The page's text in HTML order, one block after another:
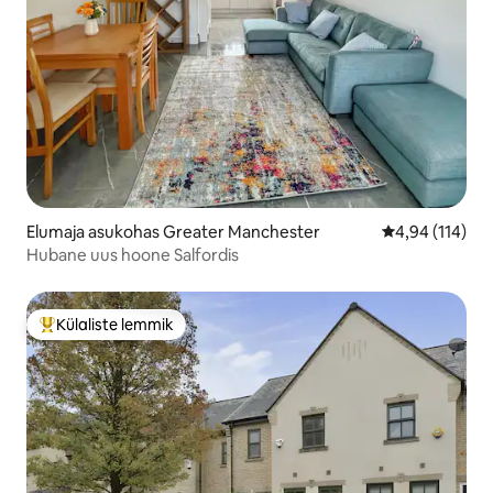
Elumaja asukohas Greater Manchester Keskmine
4,94 (114)
Hubane uus hoone Salfordis
Külaliste suur lemmik
Külaliste lemmik